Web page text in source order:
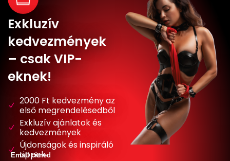
Exkluzív
kedvezmények
– csak VIP-
eknek!
2000 Ft kedvezmény az
első megrendelésedből
Exkluzív ajánlatok és
kedvezmények
Újdonságok és inspiráló
tippek
Email címed